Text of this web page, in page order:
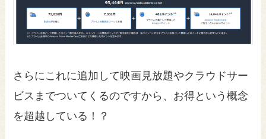
さらにこれに追加して映画見放題やクラウドサー
ビスまでついてくるのですから、お得という概念
を超越している！？